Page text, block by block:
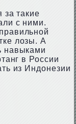
за такие
с ними.
лозы. А
навыками
в России
из Индонезии